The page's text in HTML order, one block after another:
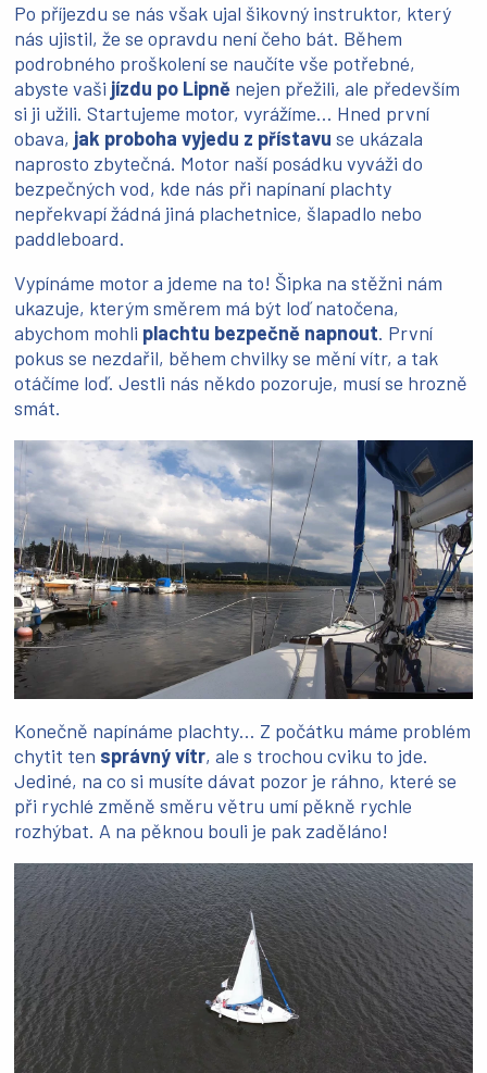
Po příjezdu se nás však ujal šikovný instruktor, který
nás ujistil, že se opravdu není čeho bát. Během
podrobného proškolení se naučíte vše potřebné,
abyste vaši jízdu po Lipně nejen přežili, ale především
si ji užili. Startujeme motor, vyrážíme… Hned první
obava, jak proboha vyjedu z přístavu se ukázala
naprosto zbytečná. Motor naší posádku vyváži do
bezpečných vod, kde nás při napínaní plachty
nepřekvapí žádná jiná plachetnice, šlapadlo nebo
paddleboard.
Vypínáme motor a jdeme na to! Šipka na stěžni nám
ukazuje, kterým směrem má být loď natočena,
abychom mohli plachtu bezpečně napnout. První
pokus se nezdařil, během chvilky se mění vítr, a tak
otáčíme loď. Jestli nás někdo pozoruje, musí se hrozně
smát.
Konečně napínáme plachty… Z počátku máme problém
chytit ten správný vítr, ale s trochou cviku to jde.
Jediné, na co si musíte dávat pozor je ráhno, které se
při rychlé změně směru větru umí pěkně rychle
rozhýbat. A na pěknou bouli je pak zaděláno!